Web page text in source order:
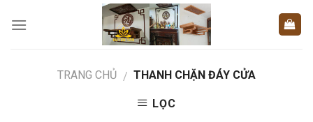
TRANG CHỦ / THANH CHẶN ĐÁY CỬA
LỌC